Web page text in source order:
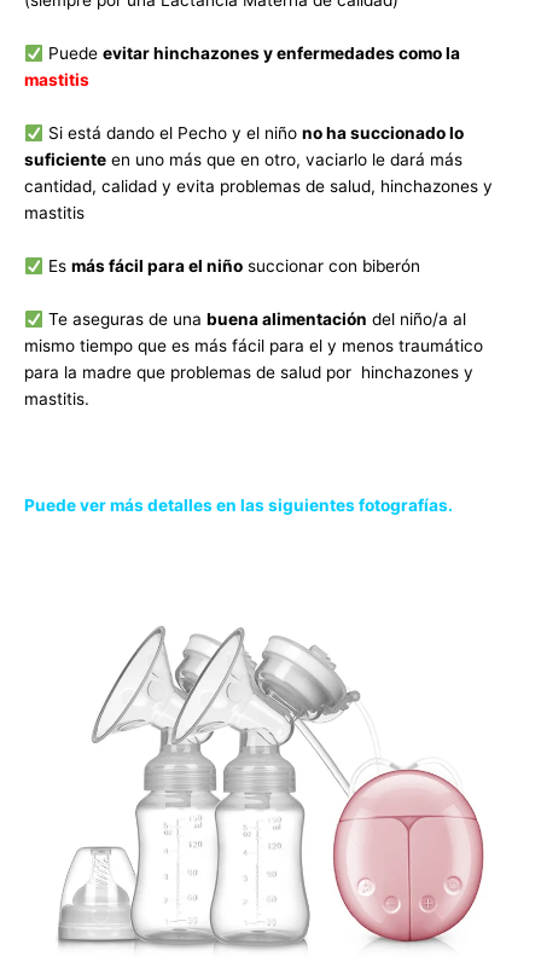
Puede evitar hinchazones y enfermedades como la
mastitis
Si está dando el Pecho y el niño no ha succionado lo
suficiente en uno más que en otro, vaciarlo le dará más
cantidad, calidad y evita problemas de salud, hinchazones y
mastitis
Es más fácil para el niñosuccionar con biberón
Te aseguras de una buena alimentación del niño/a al
mismo tiempo que es más fácil para el y menos traumático
para la madre que problemas de salud por hinchazones y
mastitis.
Puede ver más detalles en las siguientes fotografías.